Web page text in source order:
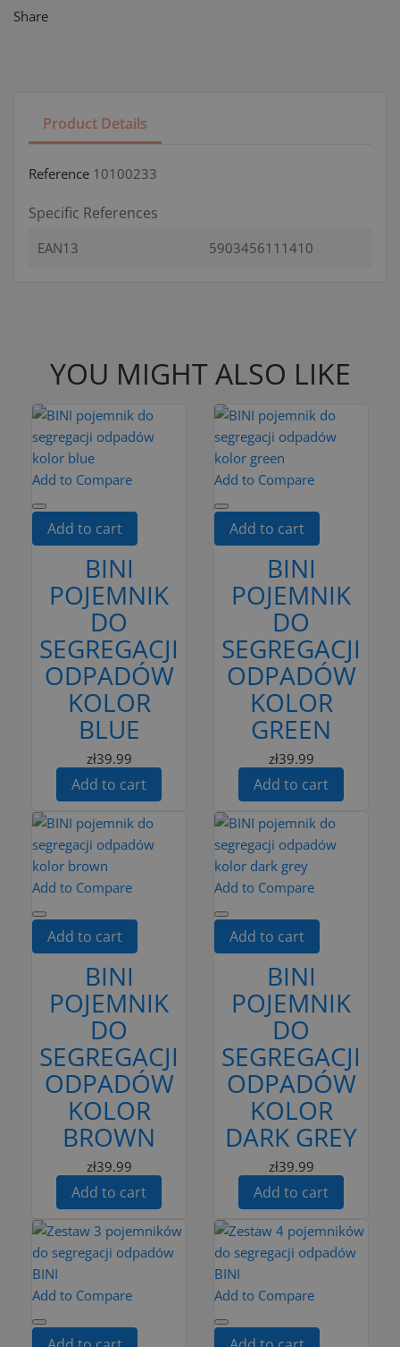
Share
Product Details
Reference 10100233
Specific References
EAN13 5903456111410
YOU MIGHT ALSO LIKE
Add to Compare
Add to cart
BINI
POJEMNIK
DO
SEGREGACJI
ODPADÓW
KOLOR
BLUE
zł39.99
Add to cart
Add to Compare
Add to cart
BINI
POJEMNIK
DO
SEGREGACJI
ODPADÓW
KOLOR
GREEN
zł39.99
Add to cart
Add to Compare
Add to cart
BINI
POJEMNIK
DO
SEGREGACJI
ODPADÓW
KOLOR
BROWN
zł39.99
Add to cart
Add to Compare
Add to cart
BINI
POJEMNIK
DO
SEGREGACJI
ODPADÓW
KOLOR
DARK GREY
zł39.99
Add to cart
Add to Compare Add to Compare